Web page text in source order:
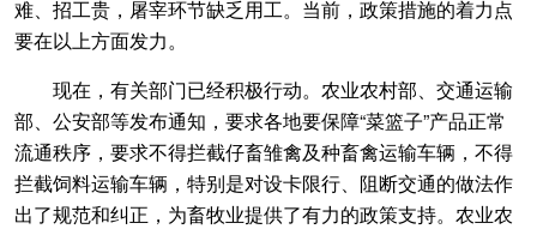
难、招工贵，屠宰环节缺乏用工。当前，政策措施的着力点
要在以上方面发力。
现在，有关部门已经积极行动。农业农村部、交通运输
部、公安部等发布通知，要求各地要保障“菜篮子”产品正常
流通秩序，要求不得拦截仔畜雏禽及种畜禽运输车辆，不得
拦截饲料运输车辆，特别是对设卡限行、阻断交通的做法作
出了规范和纠正，为畜牧业提供了有力的政策支持。农业农